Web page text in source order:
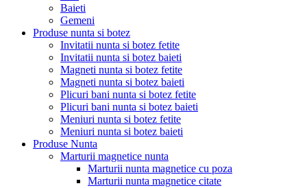
Baieti
Gemeni
Produse nunta si botez
Invitatii nunta si botez fetite
Invitatii nunta si botez baieti
Magneti nunta si botez fetite
Magneti nunta si botez baieti
Plicuri bani nunta si botez fetite
Plicuri bani nunta si botez baieti
Meniuri nunta si botez fetite
Meniuri nunta si botez baieti
Produse Nunta
Marturii magnetice nunta
Marturii nunta magnetice cu poza
Marturii nunta magnetice citate